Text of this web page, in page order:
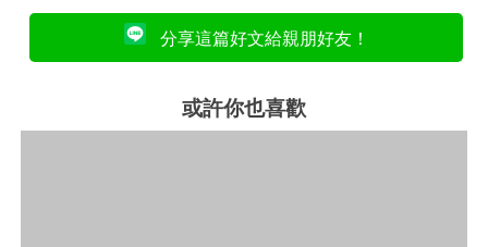
分享這篇好文給親朋好友！
或許你也喜歡